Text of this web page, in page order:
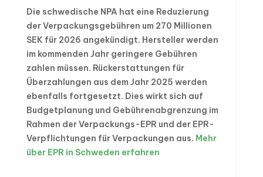
Die schwedische NPA hat eine Reduzierung
der Verpackungsgebühren um 270 Millionen
SEK für 2026 angekündigt. Hersteller werden
im kommenden Jahr geringere Gebühren
zahlen müssen. Rückerstattungen für
Überzahlungen aus dem Jahr 2025 werden
ebenfalls fortgesetzt. Dies wirkt sich auf
Budgetplanung und Gebührenabgrenzung im
Rahmen der Verpackungs-EPR und der EPR-
Verpflichtungen für Verpackungen aus. Mehr
über EPR in Schweden erfahren